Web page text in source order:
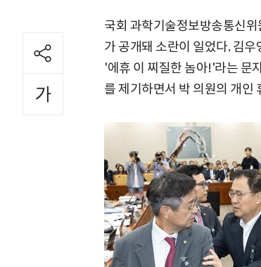
국회 과학기술정보방송통신
가 공개돼 소란이 일었다. 김
'에휴 이 찌질한 놈아!'라는 문
를 제기하면서 박 의원의 개인